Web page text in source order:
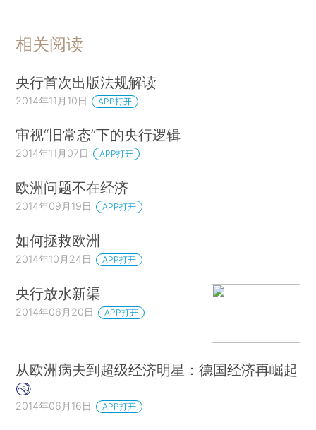
相关阅读
央行首次出版法规解读
2014年11月10日 APP打开
审视“旧常态”下的央行逻辑
2014年11月07日 APP打开
欧洲问题不在经济
2014年09月19日 APP打开
如何拯救欧洲
2014年10月24日 APP打开
央行放水新渠
2014年06月20日 APP打开
从欧洲病夫到超级经济明星：德国经济再崛起
2014年06月16日 APP打开